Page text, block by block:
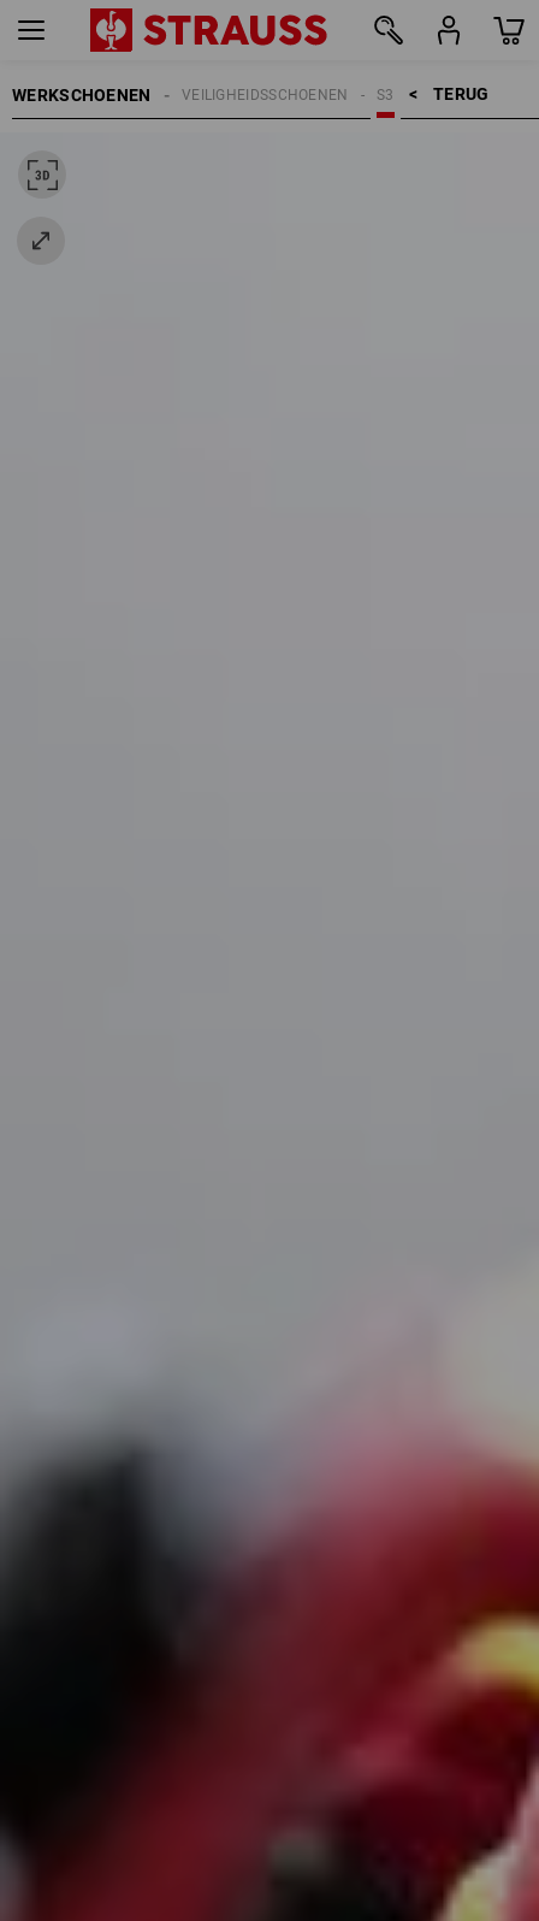
WERKSCHOENEN TERUG    >
S3
VEILIGHEIDSSCHOENEN